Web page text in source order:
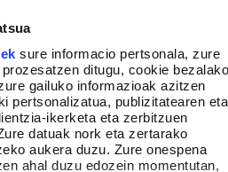
sure informacio pertsonala, zure
ditugu, cookie bezalako
gailuko informazioak azitzen
pertsonalizatua, publizitatearen eta
ikerketa eta zerbitzuen
datuak nork eta zertarako
aukera duzu. Zure onespena
ahal duzu edozein momentutan,